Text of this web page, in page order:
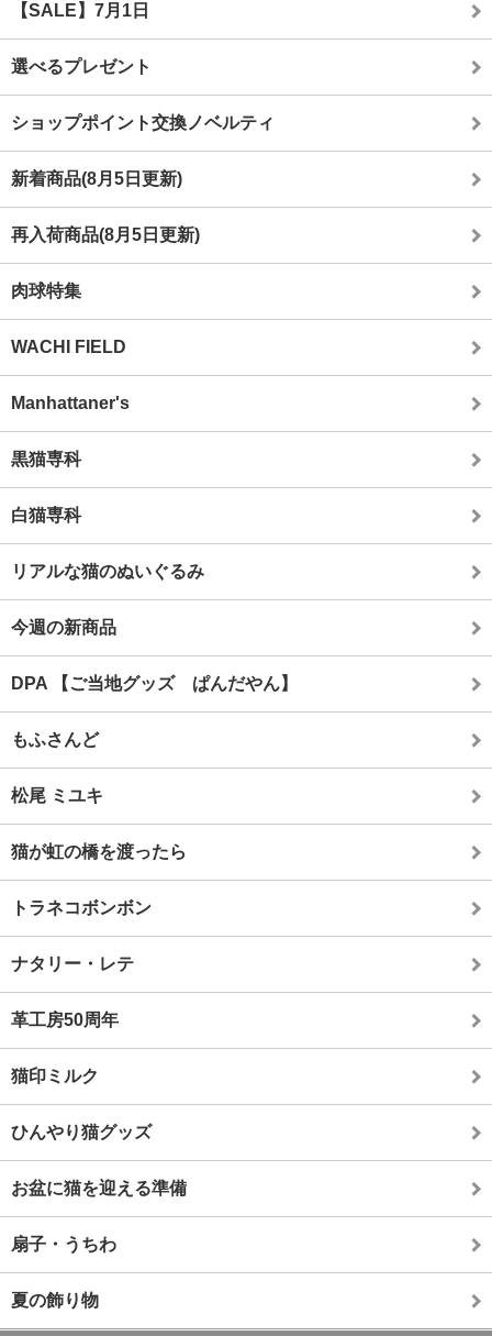
【SALE】7月1日
選べるプレゼント
ショップポイント交換ノベルティ
新着商品(8月5日更新)
再入荷商品(8月5日更新)
肉球特集
WACHI FIELD
Manhattaner's
黒猫専科
白猫専科
リアルな猫のぬいぐるみ
今週の新商品
DPA 【ご当地グッズ ぱんだやん】
もふさんど
松尾 ミユキ
猫が虹の橋を渡ったら
トラネコボンボン
ナタリー・レテ
革工房50周年
猫印ミルク
ひんやり猫グッズ
お盆に猫を迎える準備
扇子・うちわ
夏の飾り物